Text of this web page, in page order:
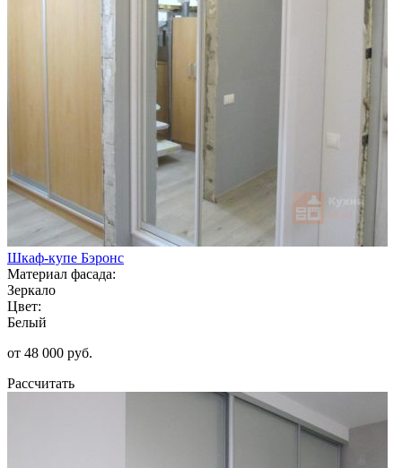
Шкаф-купе Бэронс
Материал фасада:
Зеркало
Цвет:
Белый
от 48 000 руб.
Рассчитать